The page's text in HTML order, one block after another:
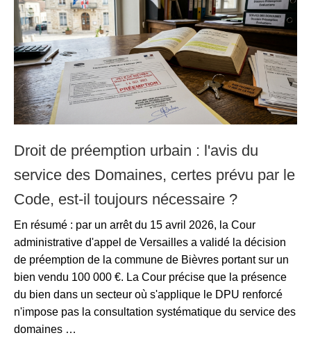
Droit de préemption urbain : l'avis du
service des Domaines, certes prévu par le
Code, est-il toujours nécessaire ?
En résumé : par un arrêt du 15 avril 2026, la Cour
administrative d'appel de Versailles a validé la décision
de préemption de la commune de Bièvres portant sur un
bien vendu 100 000 €. La Cour précise que la présence
du bien dans un secteur où s'applique le DPU renforcé
n'impose pas la consultation systématique du service des
domaines …